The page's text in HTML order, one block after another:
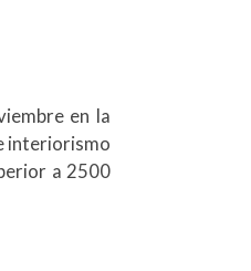
en la
interiorismo
a 2500